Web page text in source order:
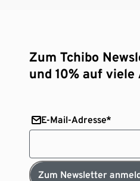
Zum Tchibo
und 10% auf viele
E-Mail-Adresse*
Zum Newsletter